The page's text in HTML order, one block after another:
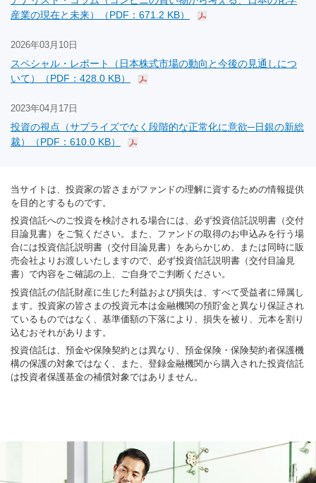
産業の現在と未来）（PDF：671.2 KB）
2026年03月10日
スペシャル・レポート（日本株式市場の動向と今後の見通しにつ
いて）（PDF：428.0 KB）
2023年04月17日
投資の視点（サプライズでなく段階的な正常化に意欲─日銀の新総
裁）（PDF：610.0 KB）
当サイトは、投資家の皆さまがファンドの理解に資するための情報提供
を目的とするものです。
投資信託へのご投資を検討される場合には、必ず投資信託説明書（交付
目論見書）をご覧ください。また、ファンドの取得のお申込みを行う場
合には投資信託説明書（交付目論見書）をあらかじめ、または同時に販
売会社よりお渡しいたしますので、必ず投資信託説明書（交付目論見
書）で内容をご確認の上、ご自身でご判断ください。
投資信託の信託財産に生じた利益および損失は、すべて受益者に帰属し
ます。投資家の皆さまの投資元本は金融機関の預貯金と異なり保証され
ているものではなく、基準価額の下落により、損失を被り、元本を割り
込むおそれがあります。
投資信託は、預金や保険契約とは異なり、預金保険・保険契約者保護機
構の保護の対象ではなく、また、登録金融機関から購入された投資信託
は投資者保護基金の補償対象ではありません。